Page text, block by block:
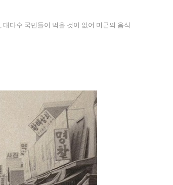
, 대다수 국민들이 먹을 것이 없어 미군의 음식